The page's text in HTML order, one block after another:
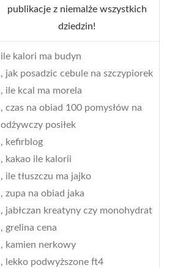
publikacje z niemalże wszystkich
dziedzin!
ile kalori ma budyn
, jak posadzic cebule na szczypiorek
, ile kcal ma morela
, czas na obiad 100 pomysłów na
odżywczy posiłek
, kefirblog
, kakao ile kalorii
, ile tłuszczu ma jajko
, zupa na obiad jaka
, jabłczan kreatyny czy monohydrat
, grelina cena
, kamien nerkowy
, lekko podwyższone ft4